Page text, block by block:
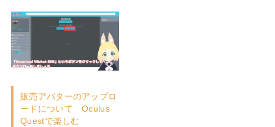
販売アバターのアップロ
ードについて Oculus
Questで楽しむ